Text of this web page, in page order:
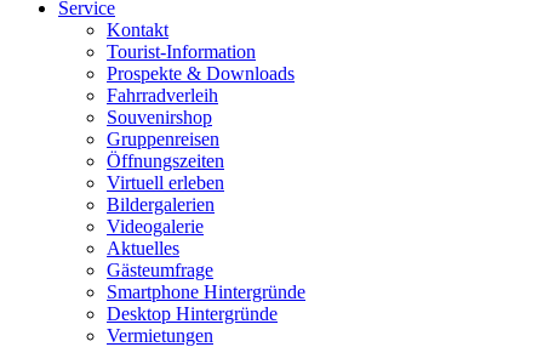
Service
Kontakt
Tourist-Information
Prospekte & Downloads
Fahrradverleih
Souvenirshop
Gruppenreisen
Öffnungszeiten
Virtuell erleben
Bildergalerien
Videogalerie
Aktuelles
Gästeumfrage
Smartphone Hintergründe
Desktop Hintergründe
Vermietungen